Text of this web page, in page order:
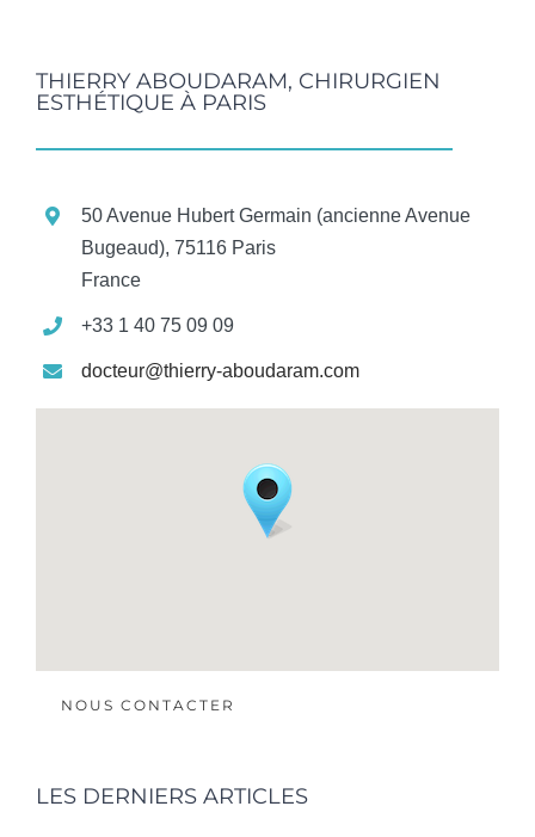
THIERRY ABOUDARAM, CHIRURGIEN
ESTHÉTIQUE À PARIS
50 Avenue Hubert Germain (ancienne Avenue
Bugeaud), 75116 Paris
France
+33 1 40 75 09 09
docteur@thierry-aboudaram.com
NOUS CONTACTER
LES DERNIERS ARTICLES